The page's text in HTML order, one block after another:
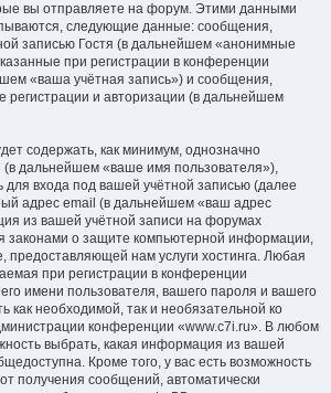
вы отправляете на форум. Этими данными
следующие данные: сообщения,
записью Гостя (в дальнейшем «анонимные
при регистрации в конференции
«ваша учётная запись») и сообщения,
регистрации и авторизации (в дальнейшем
содержать, как минимум, однозначно
дальнейшем «ваше имя пользователя»),
входа под вашей учётной записью (далее
адрес email (в дальнейшем «ваш адрес
из вашей учётной записи на форумах
законами о защите компьютерной информации,
предоставляющей нам услуги хостинга. Любая
при регистрации в конференции
имени пользователя, вашего пароля и вашего
как необходимой, так и необязательной ко
конференции «www.c7i.ru». В любом
выбрать, какая информация из вашей
Кроме того, у вас есть возможность
от получения сообщений, автоматически